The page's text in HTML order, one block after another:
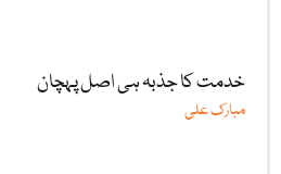
خدمت کا جذبہ ہی اصل پہچان
مبارک علی